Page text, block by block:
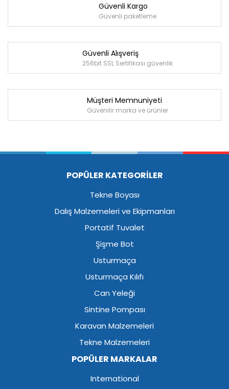
Güvenli Kargo
Güvenli paketleme
Güvenli Alışveriş
256bit SSL Sertifikası güvenlik
Müşteri Memnuniyeti
Güvenilir marka ve ürünler
POPÜLER KATEGORİLER
Tekne Boyası
Dalış Malzemeleri ve Ekipmanları
Portatif Tuvalet
Şişme Bot
Usturmaça
Usturmaça Kılıfı
Can Yeleği
Sintine Pompası
Karavan Malzemeleri
Tekne Malzemeleri
POPÜLER MARKALAR
International